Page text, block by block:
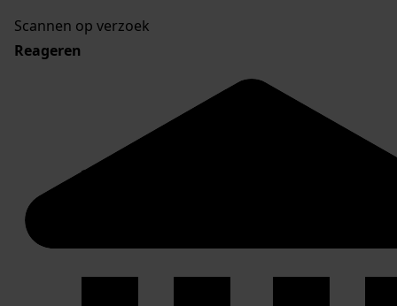
Scannen op verzoek
Reageren